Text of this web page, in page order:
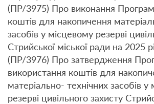
(ПР/3975) Про виконання
коштів для накопичення
засобів у місцевому резерві
Стрийської міської ради на 2025
(ПР/3976) Про затвердження
використання коштів для
матеріально- технічних засобів у
резерві цивільного захисту